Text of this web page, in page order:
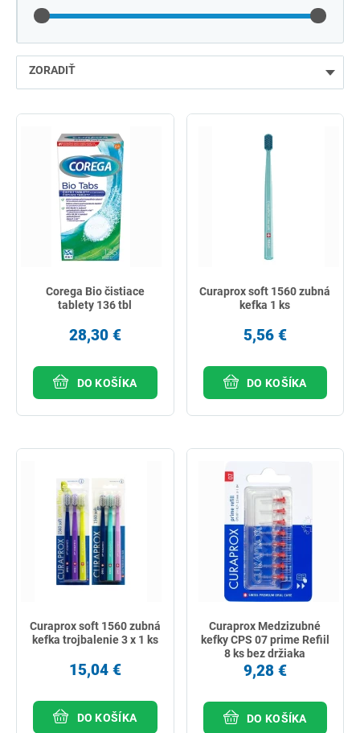
ZORADIŤ
Corega Bio čistiace
tablety 136 tbl
28,30 €
DO KOŠÍKA
Curaprox soft 1560 zubná
kefka 1 ks
5,56 €
DO KOŠÍKA
Curaprox soft 1560 zubná
kefka trojbalenie 3 x 1 ks
15,04 €
DO KOŠÍKA
Curaprox Medzizubné
kefky CPS 07 prime Refiil
8 ks bez držiaka
9,28 €
DO KOŠÍKA